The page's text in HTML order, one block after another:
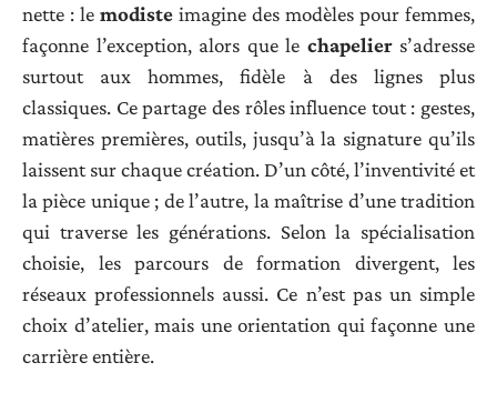
nette : le modiste imagine des modèles pour femmes,
façonne l’exception, alors que le chapeliers’adresse
surtout aux hommes, fidèle à des lignes plus
classiques. Ce partage des rôles influence tout : gestes,
matières premières, outils, jusqu’à la signature qu’ils
laissent sur chaque création. D’un côté, l’inventivité et
la pièce unique ; de l’autre, la maîtrise d’une tradition
qui traverse les générations. Selon la spécialisation
choisie, les parcours de formation divergent, les
réseaux professionnels aussi. Ce n’est pas un simple
choix d’atelier, mais une orientation qui façonne une
carrière entière.